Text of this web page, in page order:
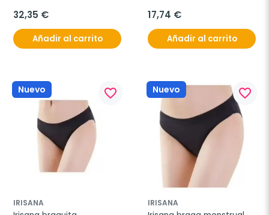
32,35 €
Añadir al carrito
17,74 €
Añadir al carrito
Nuevo favorite_border
IRISANA
Nuevo favorite_border
IRISANA